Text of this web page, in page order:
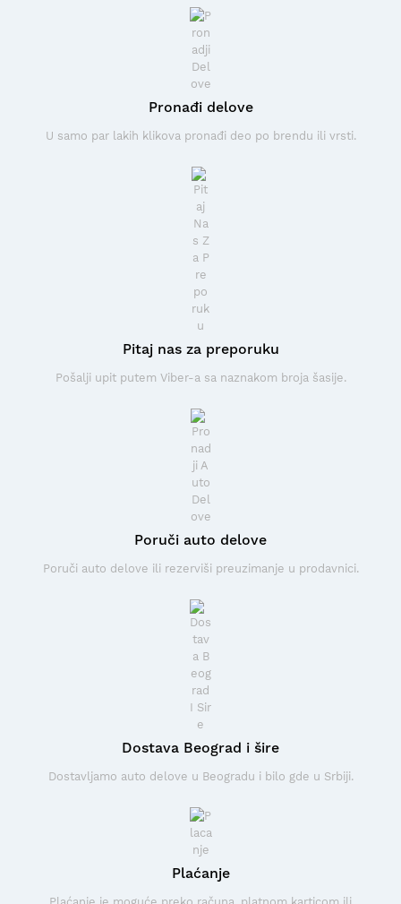
Pronađi delove
U samo par lakih klikova pronađi deo po brendu ili vrsti.
Pitaj nas za preporuku
Pošalji upit putem Viber-a sa naznakom broja šasije.
Poruči auto delove
Poruči auto delove ili rezerviši preuzimanje u prodavnici.
Dostava Beograd i šire
Dostavljamo auto delove u Beogradu i bilo gde u Srbiji.
Plaćanje